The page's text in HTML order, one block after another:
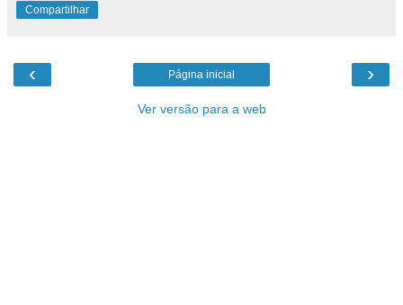
Compartilhar
‹ ›
Página inicial
Ver versão para a web